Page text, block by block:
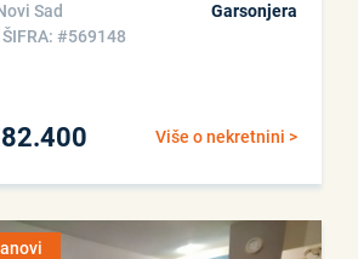
Sad
ŠIFRA: #569148
Garsonjera
Više o nekretnini >
82.400